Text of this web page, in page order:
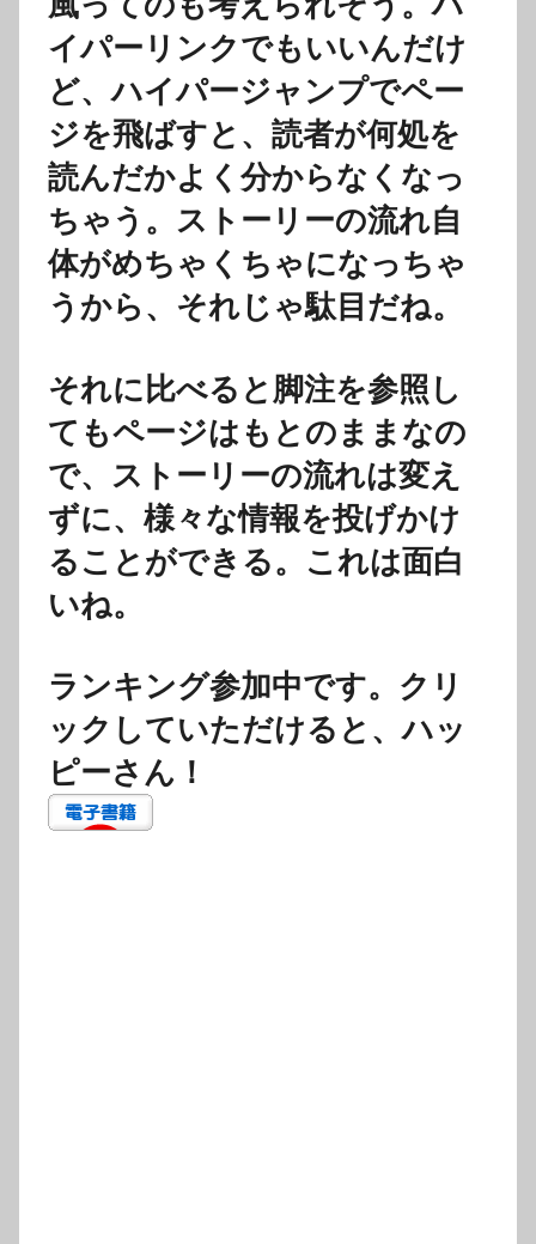
イパーリンクでもいいんだけ
ど、ハイパージャンプでペー
ジを飛ばすと、読者が何処を
読んだかよく分からなくなっ
ちゃう。ストーリーの流れ自
体がめちゃくちゃになっちゃ
うから、それじゃ駄目だね。
それに比べると脚注を参照し
てもページはもとのままなの
で、ストーリーの流れは変え
ずに、様々な情報を投げかけ
ることができる。これは面白
いね。
ランキング参加中です。クリ
ックしていただけると、ハッ
ピーさん！